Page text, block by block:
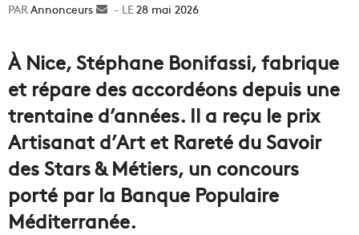
Annonceurs
Envoyer28 mai 2026
À Nice, Stéphane Bonifassi, fabrique
et répare des accordéons depuis une
trentaine d’années. Il a reçu le prix
Artisanat d’Art et Rareté du Savoir
des Stars & Métiers, un concours
porté par la Banque Populaire
Méditerranée.